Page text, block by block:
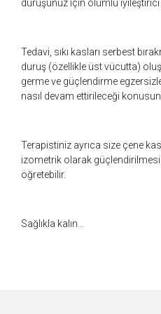
duruşunuz için olumlu iyileştirici
Tedavi, sıkı kasları serbest
duruş (özellikle üst vücutta)
germe ve güçlendirme
nasıl devam ettirileceği
Terapistiniz ayrıca size çene
izometrik olarak
öğretebilir.
Sağlıkla kalın…